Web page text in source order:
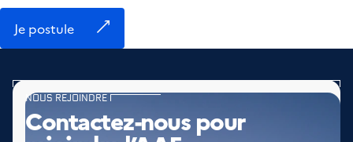
Je postule
NOUS REJOINDRE
Contactez-nous pour